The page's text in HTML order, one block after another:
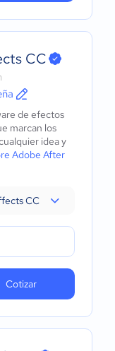
CC
de efectos
marcan los
idea y
Adobe After
CC
Cotizar